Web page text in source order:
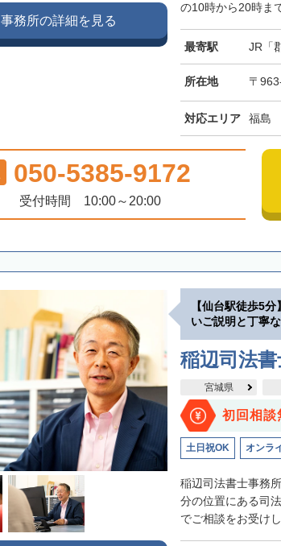
の10時から20時ま
最寄駅 JR「
所在地 〒
対応エリア 福島
事務所の詳細を見る
050-5385-9172
受付時間 10:00～20:00
【仙台駅徒歩5
いご説明と丁寧
稲辺司法
宮城県
初回相談
土日祝OK オンラ
稲辺司法書士事務
分の位置にある司
でご相談をお受け